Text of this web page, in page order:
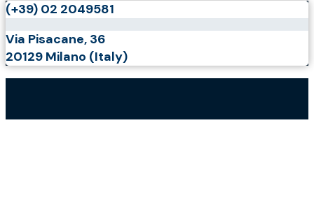
(+39) 02 2049581
Via Pisacane, 36
20129 Milano (Italy)